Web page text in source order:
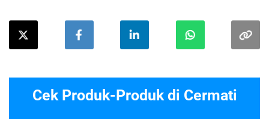
Cek Produk-Produk di Cermati